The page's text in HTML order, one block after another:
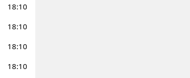
18:10
18:10
18:10
18:10